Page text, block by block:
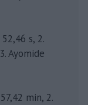
s, 2.
Ayomide
min, 2.